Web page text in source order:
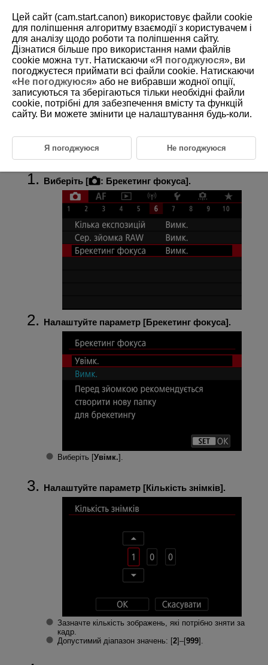
D185-085
Брекетинг фокусування
Брекетинг фокусування дає змогу здійснювати безперервну зйомку
з автоматичною зміною фокусної відстані після кожного знімка. Ці
зображення дозволяють створити одне зображення у фокусі на
програми, яка підтримує компонування глибини, наприклад Digital
Photo Professional (програмне забезпечення EOS).
Виберіть [ : Брекетинг фокуса].
Налаштуйте параметр [Брекетинг фокуса].
Виберіть [Увімк.].
Налаштуйте параметр [Кількість знімків].
Зазначте кількість зображень, які потрібно зняти за
кадр.
Допустимий діапазон значень: [2]–[999].
Цей сайт (cam.start.canon) використовує файли cookie
для поліпшення алгоритму взаємодії з користувачем і
для аналізу щодо роботи та поліпшення сайту.
Дізнатися більше про використання нами файлів
cookie можна тут. Натискаючи «Я погоджуюся», ви
погоджуєтеся приймати всі файли cookie. Натискаючи
«Не погоджуюся» або не вибравши жодної опції,
записуються та зберігаються тільки необхідні файли
cookie, потрібні для забезпечення вмісту та функцій
сайту. Ви можете змінити це налаштування будь-коли.
Я погоджуюся Не погоджуюся